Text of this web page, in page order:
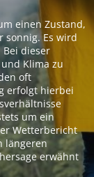
einen Zustand,
sonnig. Es wird
Bei dieser
Klima zu
oft
erfolgt hierbei
um ein
Wetterbericht
längeren
erwähnt